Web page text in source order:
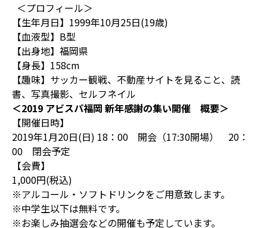
＜プロフィール＞
【生年月日】1999年10月25日(19歳)
【血液型】B型
【出身地】福岡県
【身長】158cm
【趣味】サッカー観戦、不動産サイトを見ること、読
書、写真撮影、セルフネイル
＜2019 アビスパ福岡 新年感謝の集い開催 概要＞
【開催日時】
2019年1月20日(日) 18：00 開会（17:30開場） 20：
00 閉会予定
【会費】
1,000円(税込)
※アルコール・ソフトドリンクをご用意致します。
※中学生以下は無料です。
※お楽しみ抽選会などの開催も予定しています。